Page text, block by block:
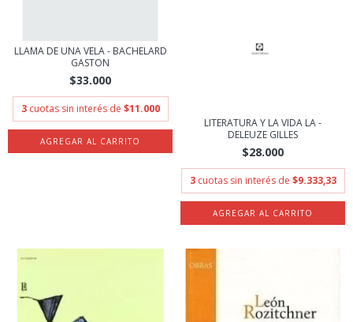
LLAMA DE UNA VELA - BACHELARD
GASTON
$33.000
3 cuotas sin interés de $11.000
LITERATURA Y LA VIDA LA -
DELEUZE GILLES
$28.000
3 cuotas sin interés de $9.333,33